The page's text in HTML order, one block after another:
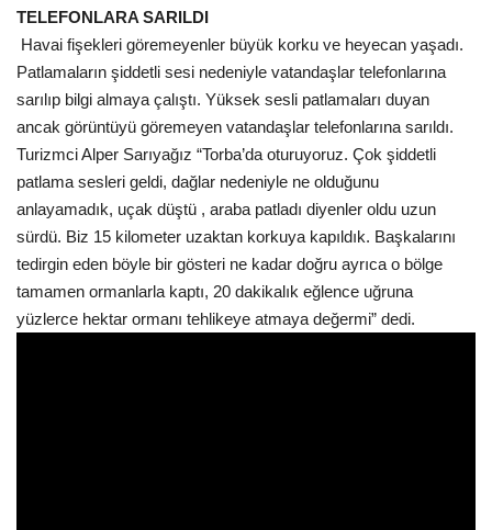
TELEFONLARA SARILDI
Havai fişekleri göremeyenler büyük korku ve heyecan yaşadı.
Patlamaların şiddetli sesi nedeniyle vatandaşlar telefonlarına
sarılıp bilgi almaya çalıştı. Yüksek sesli patlamaları duyan
ancak görüntüyü göremeyen vatandaşlar telefonlarına sarıldı.
Turizmci Alper Sarıyağız “Torba’da oturuyoruz. Çok şiddetli
patlama sesleri geldi, dağlar nedeniyle ne olduğunu
anlayamadık, uçak düştü , araba patladı diyenler oldu uzun
sürdü. Biz 15 kilometer uzaktan korkuya kapıldık. Başkalarını
tedirgin eden böyle bir gösteri ne kadar doğru ayrıca o bölge
tamamen ormanlarla kaptı, 20 dakikalık eğlence uğruna
yüzlerce hektar ormanı tehlikeye atmaya değermi” dedi.